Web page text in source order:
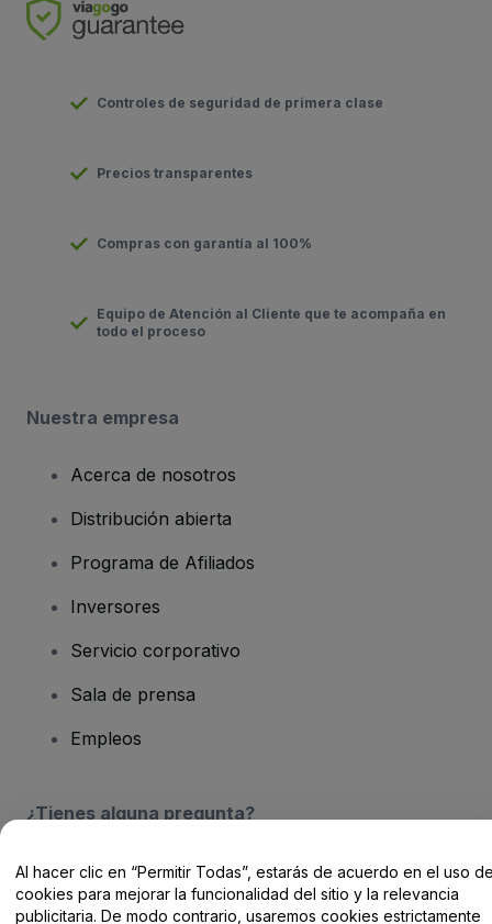
Controles de seguridad de primera clase
Precios transparentes
Compras con garantía al 100%
Equipo de Atención al Cliente que te acompaña en
todo el proceso
Nuestra empresa
Acerca de nosotros
Distribución abierta
Programa de Afiliados
Inversores
Servicio corporativo
Sala de prensa
Empleos
¿Tienes alguna pregunta?
Centro de Ayuda / Contacto
Al hacer clic en “Permitir Todas”, estarás de acuerdo en el uso
cookies para mejorar la funcionalidad del sitio y la relevancia
publicitaria. De modo contrario, usaremos cookies estrictamente